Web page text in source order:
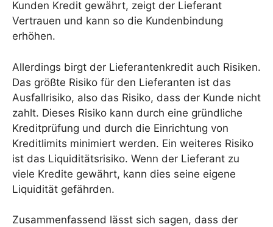
Kunden Kredit gewährt, zeigt der Lieferant
Vertrauen und kann so die Kundenbindung
erhöhen.
Allerdings birgt der Lieferantenkredit auch Risiken.
Das größte Risiko für den Lieferanten ist das
Ausfallrisiko, also das Risiko, dass der Kunde nicht
zahlt. Dieses Risiko kann durch eine gründliche
Kreditprüfung und durch die Einrichtung von
Kreditlimits minimiert werden. Ein weiteres Risiko
ist das Liquiditätsrisiko. Wenn der Lieferant zu
viele Kredite gewährt, kann dies seine eigene
Liquidität gefährden.
Zusammenfassend lässt sich sagen, dass der